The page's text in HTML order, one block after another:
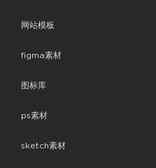
网站模板
figma素材
图标库
ps素材
sketch素材